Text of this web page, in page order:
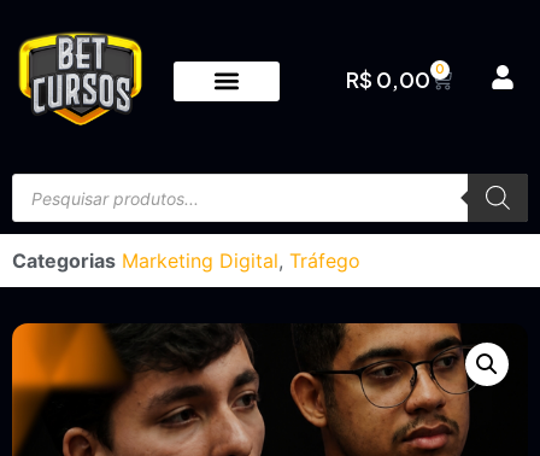
R$ 0,00 0
Categorias Marketing Digital, Tráfego